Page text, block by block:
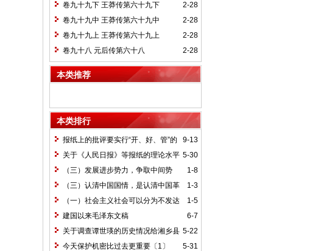
2-28
卷九十九下 王莽传第六十九下
2-28
卷九十九中 王莽传第六十九中
2-28
卷九十九上 王莽传第六十九上
2-28
卷九十八 元后传第六十八
本类推荐
本类排行
9-13
报纸上的批评要实行“开、好、管”的
方针*
5-30
关于《人民日报》等报纸的理论水平
的批语〔1〕
1-8
（三）发展进步势力，争取中间势
力，孤立顽固势力
1-3
（三）认清中国国情，是认清中国革
命一切问题的基本依据
1-5
（一）社会主义社会可以分为不发达
和比较发达两个阶段
6-7
建国以来毛泽东文稿
5-22
关于调查谭世瑛的历史情况给湘乡县
委的信和给谭世瑛的复信
5-31
今天保护机密比过去更重要〔1〕